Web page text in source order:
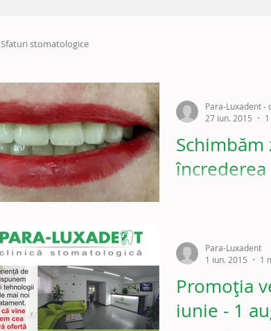
Sfaturi stomatologice
Schimbăm
încrederea
Para-Luxadent -
27 iun. 2015
Promoția
iunie - 1
Para-Luxadent
1 iun. 2015
1